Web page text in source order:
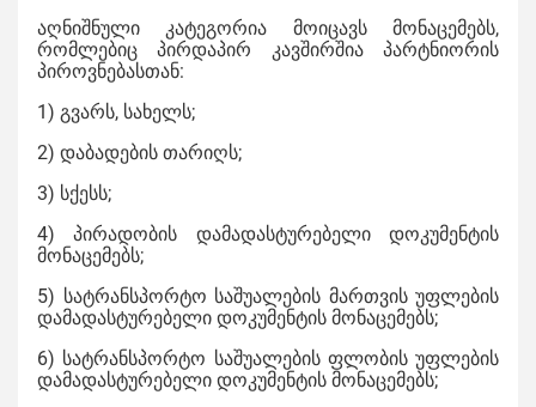
აღნიშნული კატეგორია მოიცავს მონაცემებს,
რომლებიც პირდაპირ კავშირშია პარტნიორის
პიროვნებასთან:
1) გვარს, სახელს;
2) დაბადების თარიღს;
3) სქესს;
4) პირადობის დამადასტურებელი დოკუმენტის
მონაცემებს;
5) სატრანსპორტო საშუალების მართვის უფლების
დამადასტურებელი დოკუმენტის მონაცემებს;
6) სატრანსპორტო საშუალების ფლობის უფლების
დამადასტურებელი დოკუმენტის მონაცემებს;